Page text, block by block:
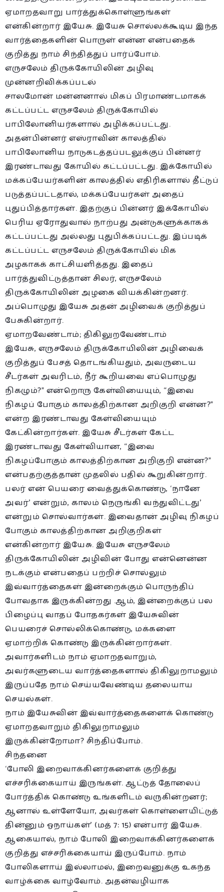
ஏமாறதவாறு பார்த்துக்கொள்ளுங்கள்
என்கின்றார் இயேசு. இயேசு சொல்லக்கூடிய இந்த
வார்த்தைகளின் பொருள் என்ன என்பதைக்
குறித்து நாம் சிந்தித்துப் பார்ப்போம்.
எருசலேம் திருக்கோயிலின் அழிவு
முன்னறிவிக்கப்படல்
சாலமோன் மன்னனால் மிகப் பிரமாண்டமாகக்
கட்டப்பட்ட எருசலேம் திருக்கோயில்
பாபிலோனியர்களால் அழிக்கப்பட்டது.
அதன்பின்னர் எஸ்ராவின் காலத்தில்
பாபிலோனிய நாடுகடத்தப்படலுக்குப் பின்னர்
இரண்டாவது கோயில் கட்டப்பட்டது. இக்கோயில்
மக்கப்பேயர்களின் காலத்தில் எதிரிகளால் தீட்டுப்
படுத்தப்பட்டதால், மக்கப்பேயர்கள் அதைப்
புதுப்பித்தார்கள். இதற்குப் பின்னர் இக்கோயில்
பெரிய ஏரோதுவால் நாற்பது அன்டுகளுக்காகக்
கட்டப்பட்டது அல்லது புதுபிக்கப்பட்டது. இப்படிக்
கட்டப்பட்ட எருசலேம் திருக்கோயில் மிக
அழகாகக் காட்சியளித்தது. இதைப்
பார்த்துவிட்டுத்தான் சிலர், எருசலேம்
திருக்கோயிலின் அழகை வியக்கின்றனர்.
அப்பொழுது இயேசு அதன் அழிவைக் குறித்துப்
பேசுகின்றார்.
ஏமாறவேண்டாம்; திகிலுறவேண்டாம்
இயேசு, எருசலேம் திருக்கோயிலின் அழிவைக்
குறித்துப் பேசத் தொடங்கியதும், அவருடைய
சீடர்கள் அவரிடம், நீர் கூறியவை எப்பொழுது
நிகழும்?” என்றொரு கேள்வியையும், “இவை
நிகழப் போகும் காலத்திற்கான அறிகுறி என்ன?”
என்ற இரண்டாவது கேள்வியையும்
கேட்கின்றார்கள். இயேசு சீடர்கள் கேட்ட
இரண்டாவது கேள்வியான, “இவை
நிகழப்போகும் காலத்திற்கான அறிகுறி என்ன?”
என்பதற்குத்தான் முதலில் பதில் கூறுகின்றார்.
பலர் என் பெயரை வைத்துக்கொண்டு, ‘நானே
அவர்’ என்றும், காலம் நெருங்கி வந்துவிட்டது’
என்றும் சொல்வார்கள். இவைதான் அழிவு நிகழப்
போகும் காலத்திற்கான அறிகுறிகள்
என்கின்றார் இயேசு. இயேசு எருசலேம்
திருக்கோயிலின் அழிவின் போது என்னென்ன
நடக்கும் என்பதைப் பற்றிச் சொல்லும்
இவ்வார்த்தைகள் இன்றைக்கும் பொருந்திப்
போவதாக இருக்கின்றது .ஆம், இன்றைக்குப் பல
பிழைப்பு வாதப் போதகர்கள் இயேசுவின்
பெயரைச் சொல்லிக்கொண்டு, மக்களை
ஏமாற்றிக் கொண்டு இருக்கின்றார்கள்.
அவார்களிடம் நாம் ஏமாறதவாறும்,
அவர்களுடைய வார்த்தைகளால் திகிலுறாமலும்
இருப்பதே நாம் செய்யவேண்டிய தலையாய
செயல்கள்.
நாம் இயேசுவின் இவ்வார்த்தைகளைக் கொண்டு
ஏமாறதவாறும் திகிலுறாமலும்
இருக்கின்றோமா? சிந்திப்போம்.
சிந்தனை
‘போலி இறைவாக்கினர்களைக் குறித்து
எச்சரிக்கையாய் இருங்கள். ஆட்டுத் தோலைப்
போர்த்திக் கொண்டு உங்களிடம் வருகின்றனர்;
ஆனால் உள்ளேயோ, அவர்கள் கொள்ளையிட்டுத்
தின்னும் ஓநாய்கள்’ (மத் 7: 15) என்பார் இயேசு.
ஆகையால், நாம் போலி இறைவாக்கினர்களைக்
குறித்து எச்சரிக்கையாய் இருப்போம். நாம்
போலிகளாய் இல்லாமல், இறைவனுக்கு உகந்த
வாழ்க்கை வாழ்வோம். அதன்வழியாக